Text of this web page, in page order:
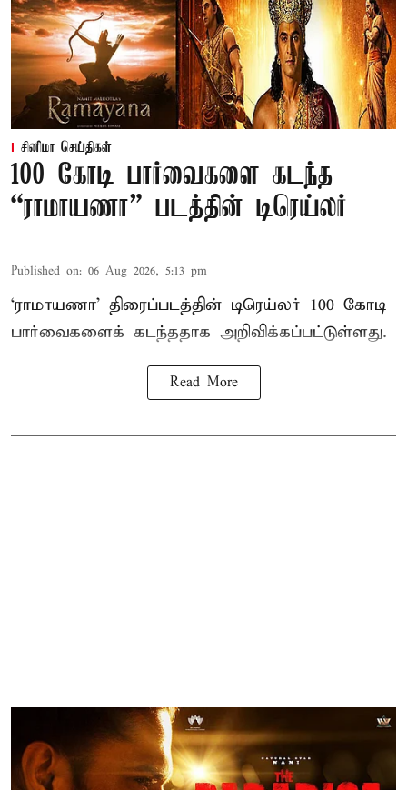
சினிமா செய்திகள்
100 கோடி பார்வைகளை கடந்த
“ராமாயணா” படத்தின் டிரெய்லர்
Published on: 06 Aug 2026, 5:13 pm
‘ராமாயணா’ திரைப்படத்தின் டிரெய்லர் 100 கோடி
பார்வைகளைக் கடந்ததாக அறிவிக்கப்பட்டுள்ளது.
Read More